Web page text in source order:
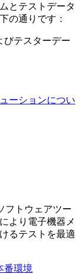
とテストデータ
の通りです：
びテスターデー
ーションについ
フトウェアツー
より電子機器メ
るテストを最適
番環境